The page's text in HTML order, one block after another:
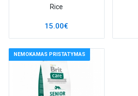
Rice
15.00€
NEMOKAMAS PRISTATYMAS